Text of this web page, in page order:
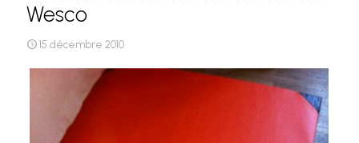
Wesco
15 décembre 2010